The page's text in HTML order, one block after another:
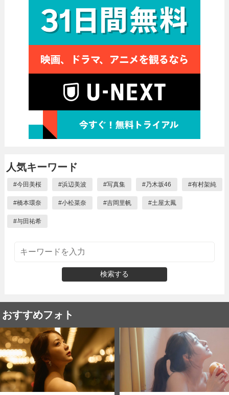
人気キーワード
#今田美桜 #浜辺美波 #写真集 #乃木坂46 #有村架純
#橋本環奈 #小松菜奈 #吉岡里帆 #土屋太鳳
#与田祐希
検索する
おすすめフォト